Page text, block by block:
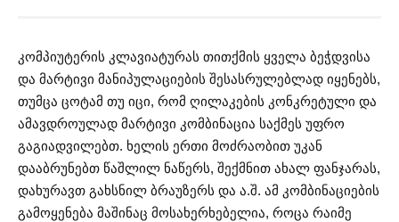
კომპიუტერის კლავიატურას თითქმის ყველა ბეჭდვისა
და მარტივი მანიპულაციების შესასრულებლად იყენებს,
თუმცა ცოტამ თუ იცი, რომ ღილაკების კონკრეტული და
ამავდროულად მარტივი კომბინაცია საქმეს უფრო
გაგიადვილებთ. ხელის ერთი მოძრაობით უკან
დააბრუნებთ წაშლილ ნაწერს, შექმნით ახალ ფანჯარას,
დახურავთ გახსნილ ბრაუზერს და ა.შ. ამ კომბინაციების
გამოყენება მაშინაც მოსახერხებელია, როცა რაიმე